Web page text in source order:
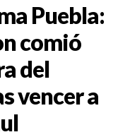
Puebla:
comió
del
vencer a